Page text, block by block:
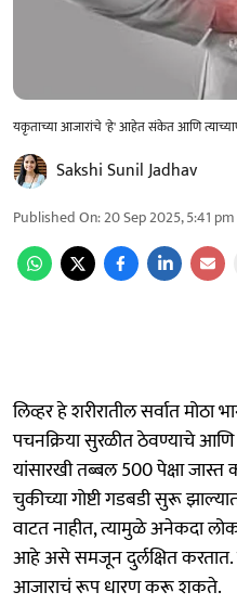
यकृताच्या आजारांचे 'हे' आहेत संकेत आणि
Sakshi Sunil Jadhav
Published On:20 Sep 2025, 5:41 pm
लिव्हर हे शरीरातील सर्वात
पचनक्रिया सुरळीत ठेवण्याचे आणि
यांसारखी तब्बल 500 पेक्षा जास्त
चुकीच्या गोष्टी गडबडी सुरू
वाटत नाहीत, त्यामुळे अनेकदा
आहे असे समजून दुर्लक्षित करतात.
आजाराचं रूप धारण करू शकते.